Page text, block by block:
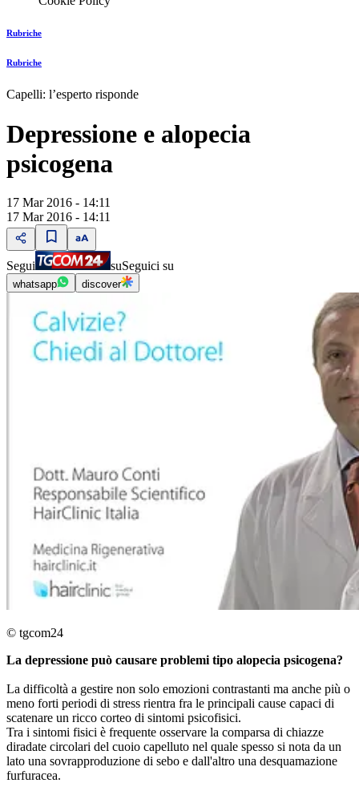
Rubriche
Rubriche
Capelli: l’esperto risponde
Depressione e alopecia
psicogena
17 Mar 2016 - 14:11
17 Mar 2016 - 14:11
Segui suSeguici su
whatsapp discover
© tgcom24
La depressione può causare problemi tipo alopecia psicogena?
La difficoltà a gestire non solo emozioni contrastanti ma anche più o
meno forti periodi di stress rientra fra le principali cause capaci di
scatenare un ricco corteo di sintomi psicofisici.
Tra i sintomi fisici è frequente osservare la comparsa di chiazze
diradate circolari del cuoio capelluto nel quale spesso si nota da un
lato una sovrapproduzione di sebo e dall'altro una desquamazione
furfuracea.